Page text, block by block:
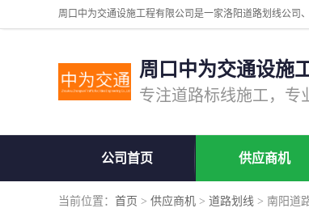
周口中为交通设施
公司首页 供应商机
当前位置： 首页 > 供应商机 > 道路划线 > 南阳道